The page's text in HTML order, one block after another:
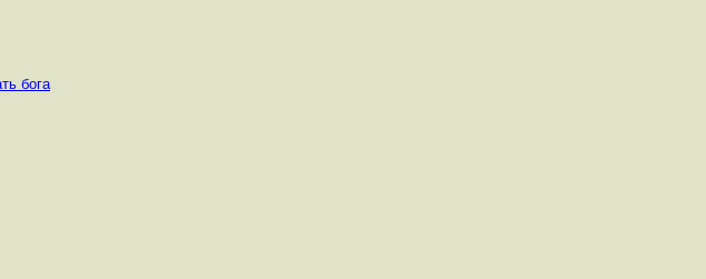
бога